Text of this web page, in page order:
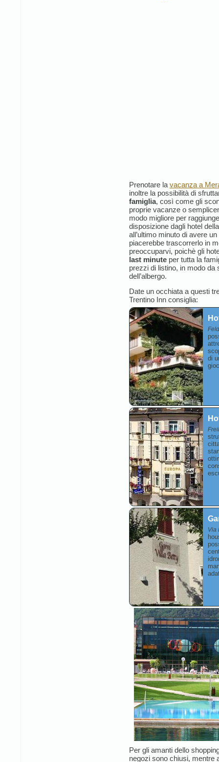
Prenotare la vacanza a
inoltre la possibilità di
famiglia, così come gli
proprie vacanze o
modo migliore per
disposizione dagli hotel
all’ultimo minuto di avere
piacerebbe trascorrerlo in
preoccuparvi, poichè gli
last minute per tutta la
prezzi di listino, in modo da
dell’albergo.
Date un occhiata a questi
Trentino Inn consiglia:
di
Via
Per gli amanti dello
negozi sono chiusi, mentre